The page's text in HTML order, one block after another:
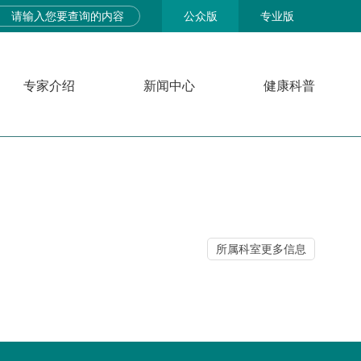
公众版 专业版
专家介绍 新闻中心 健康科普
所属科室更多信息